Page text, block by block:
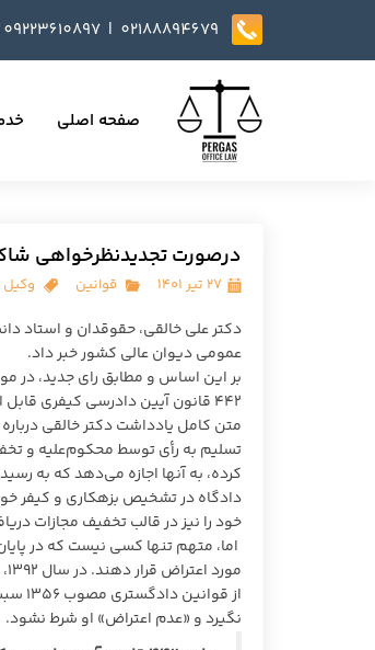
صفحه اصلی
09223610897​​​​​​​ | 02188894679
درصورت تجدیدنظرخواهی شاکی
۲۷ تیر ۱۴۰۱ قوانین وکیل
دکتر علی خالقی، حقوقدان و استاد
عمومی دیوان عالی کشور خبر داد.
بر این اساس و مطابق رای جدید،
۴۴۲ قانون آیین دادرسی کیفری قابل اعمال نیست.
متن کامل یادداشت دکتر خالقی درباره
تسلیم به رأی توسط محکوم‌علیه و
کرده، به آنها اجازه می‌دهد که به
دادگاه در تشخیص بزهکاری و کیفر
خود را نیز در قالب تخفیف مجازات
اما، متهم تنها کسی نیست که در
از
نگیرد و «عدم اعتراض» او شرط نشود.